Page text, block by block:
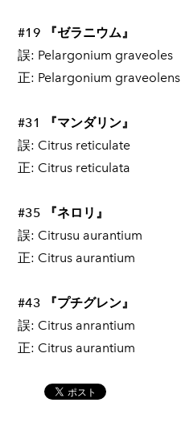
#19 『ゼラニウム』
誤: Pelargonium graveoles
正: Pelargonium graveolens
#31 『マンダリン』
誤: Citrus reticulate
正: Citrus reticulata
#35 『ネロリ』
誤: Citrusu aurantium
正: Citrus aurantium
#43 『プチグレン』
誤: Citrus anrantium
正: Citrus aurantium